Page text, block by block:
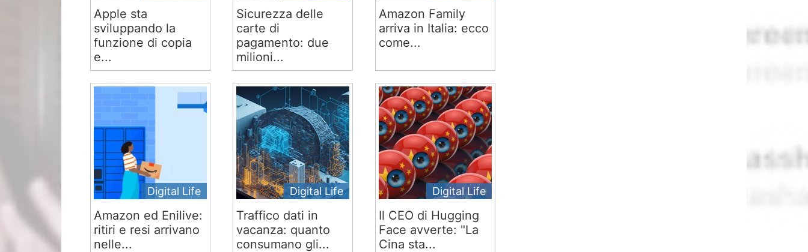
Apple sta
sviluppando la
funzione di copia
e...
Sicurezza delle
carte di
pagamento: due
milioni...
Amazon Family
arriva in Italia: ecco
come...
Digital Life
Amazon ed Enilive:
ritiri e resi arrivano
nelle...
Digital Life
Traffico dati in
vacanza: quanto
consumano gli...
Digital Life
Il CEO di Hugging
Face avverte: "La
Cina sta...